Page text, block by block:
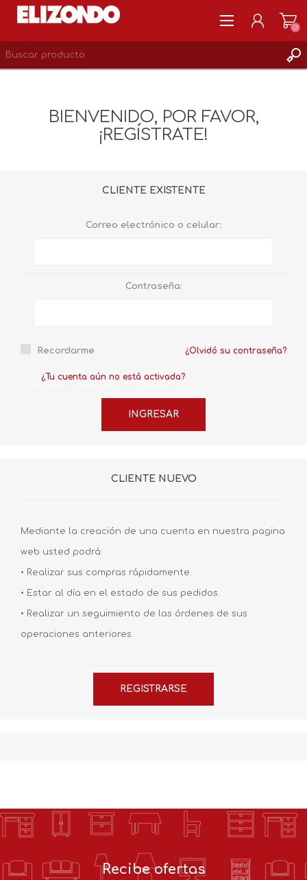
LISTA DE DESEOS 0
(0)
BIENVENIDO, POR FAVOR,
¡REGÍSTRATE!
CLIENTE EXISTENTE
Correo electrónico o celular:
Contraseña:
Recordarme ¿Olvidó su contraseña?
¿Tu cuenta aún no está activada?
CLIENTE NUEVO
Mediante la creación de una cuenta en nuestra pagina
web usted podrá:
• Realizar sus compras rápidamente.
• Estar al día en el estado de sus pedidos.
• Realizar un seguimiento de las órdenes de sus
operaciones anteriores.
Recibe ofertas